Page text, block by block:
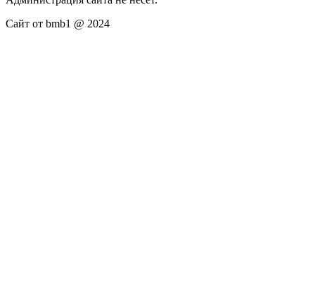
Сайт от bmb1 @ 2024